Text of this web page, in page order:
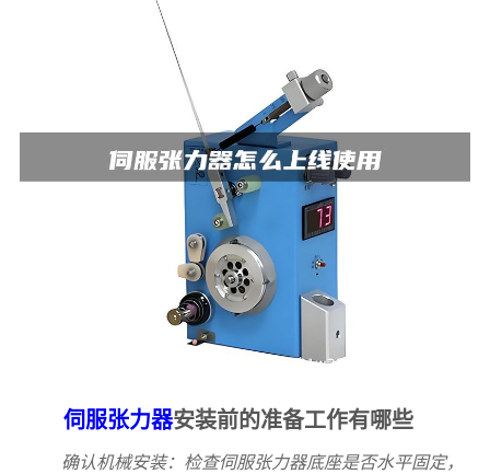
伺服张力器安装前的准备工作有哪些
确认机械安装：检查伺服张力器底座是否水平固定，